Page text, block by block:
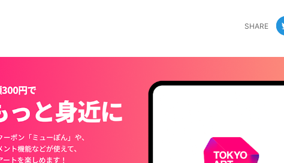
SHARE